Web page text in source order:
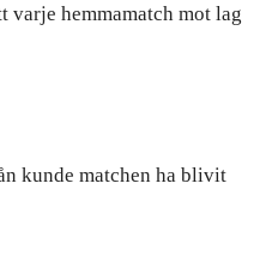
varje hemmamatch mot lag
kunde matchen ha blivit